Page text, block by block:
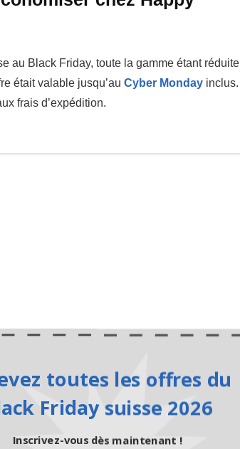
au Black Friday, toute la gamme étant réduite
était valable jusqu’au Cyber Monday inclus.
frais d’expédition.
toutes les offres du
Friday suisse 2026
Inscrivez-vous dès maintenant !